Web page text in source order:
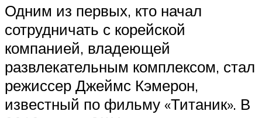
Одним из первых, кто начал
сотрудничать с корейской
компанией, владеющей
развлекательным комплексом, стал
режиссер Джеймс Кэмерон,
известный по фильму «Титаник». В